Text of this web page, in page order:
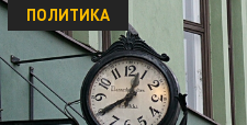
ПОЛИТИКА